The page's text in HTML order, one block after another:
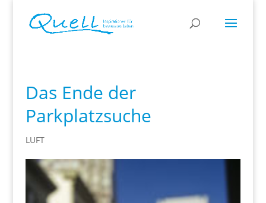
Das Ende der
Parkplatzsuche
LUFT